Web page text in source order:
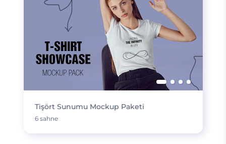
Tişört Sunumu Mockup Paketi
6 sahne